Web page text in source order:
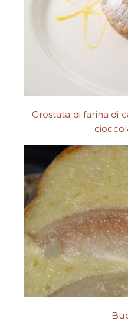
Crostata di farina di